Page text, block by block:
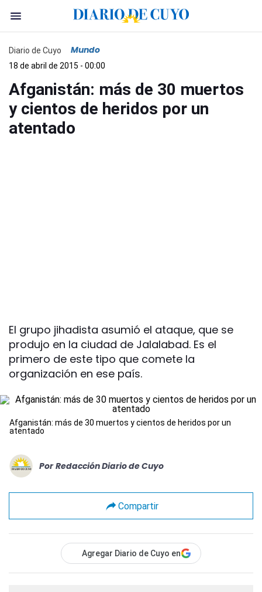
Diario de Cuyo Mundo
18 de abril de 2015 - 00:00
Afganistán: más de 30 muertos
y cientos de heridos por un
atentado
El grupo jihadista asumió el ataque, que se
produjo en la ciudad de Jalalabad. Es el
primero de este tipo que comete la
organización en ese país.
Afganistán: más de 30 muertos y cientos de heridos por un
atentado
Por Redacción Diario de Cuyo
Compartir
Agregar Diario de Cuyo en